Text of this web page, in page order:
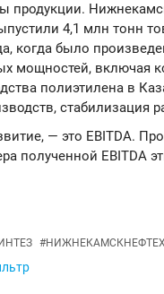
продукции.
4,1 млн тонн
когда было
мощностей, включая
полиэтилена в
стабилизация
— это EBITDA.
полученной EBITDA
#